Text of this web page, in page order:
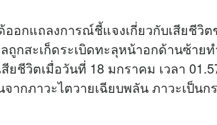
อกแถลงการณ์ชี้แจงเกี่ยวกับเสียชีวิต
กสะเก็ดระเบิดทะลุหน้าอกด้านซ้าย
ชีวิตเมื่อวันที่ 18 มกราคม เวลา
ากภาวะไตวายเฉียบพลัน ภาวะเป็นก